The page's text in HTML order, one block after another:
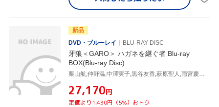
新品
DVD・ブルーレイ
BLU-RAY DISC
牙狼＜GARO＞ ハガネを継ぐ者 Blu-ray
BOX(Blu-ray Disc)
¥27,170円
定価より1,430円（5%）おトク